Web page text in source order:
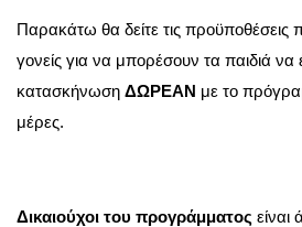
Παρακάτω θα δείτε τις προϋποθέσεις
γονείς για να μπορέσουν τα παιδιά να
κατασκήνωση ΔΩΡΕΑΝ με το
μέρες.
Δικαιούχοι του προγράμματος είναι